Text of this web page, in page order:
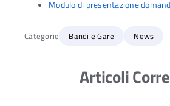
Modulo di presentazione
Categorie Bandi e Gare News
Articoli